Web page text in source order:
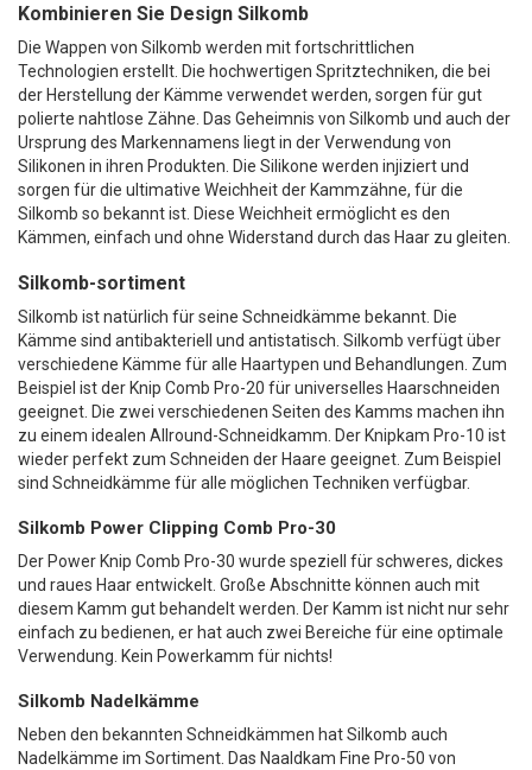
Kombinieren Sie Design Silkomb
Die Wappen von Silkomb werden mit fortschrittlichen
Technologien erstellt. Die hochwertigen Spritztechniken, die bei
der Herstellung der Kämme verwendet werden, sorgen für gut
polierte nahtlose Zähne. Das Geheimnis von Silkomb und auch der
Ursprung des Markennamens liegt in der Verwendung von
Silikonen in ihren Produkten. Die Silikone werden injiziert und
sorgen für die ultimative Weichheit der Kammzähne, für die
Silkomb so bekannt ist. Diese Weichheit ermöglicht es den
Kämmen, einfach und ohne Widerstand durch das Haar zu gleiten.
Silkomb-sortiment
Silkomb ist natürlich für seine Schneidkämme bekannt. Die
Kämme sind antibakteriell und antistatisch. Silkomb verfügt über
verschiedene Kämme für alle Haartypen und Behandlungen. Zum
Beispiel ist der Knip Comb Pro-20 für universelles Haarschneiden
geeignet. Die zwei verschiedenen Seiten des Kamms machen ihn
zu einem idealen Allround-Schneidkamm. Der Knipkam Pro-10 ist
wieder perfekt zum Schneiden der Haare geeignet. Zum Beispiel
sind Schneidkämme für alle möglichen Techniken verfügbar.
Silkomb Power Clipping Comb Pro-30
Der Power Knip Comb Pro-30 wurde speziell für schweres, dickes
und raues Haar entwickelt. Große Abschnitte können auch mit
diesem Kamm gut behandelt werden. Der Kamm ist nicht nur sehr
einfach zu bedienen, er hat auch zwei Bereiche für eine optimale
Verwendung. Kein Powerkamm für nichts!
Silkomb Nadelkämme
Neben den bekannten Schneidkämmen hat Silkomb auch
Nadelkämme im Sortiment. Das Naaldkam Fine Pro-50 von